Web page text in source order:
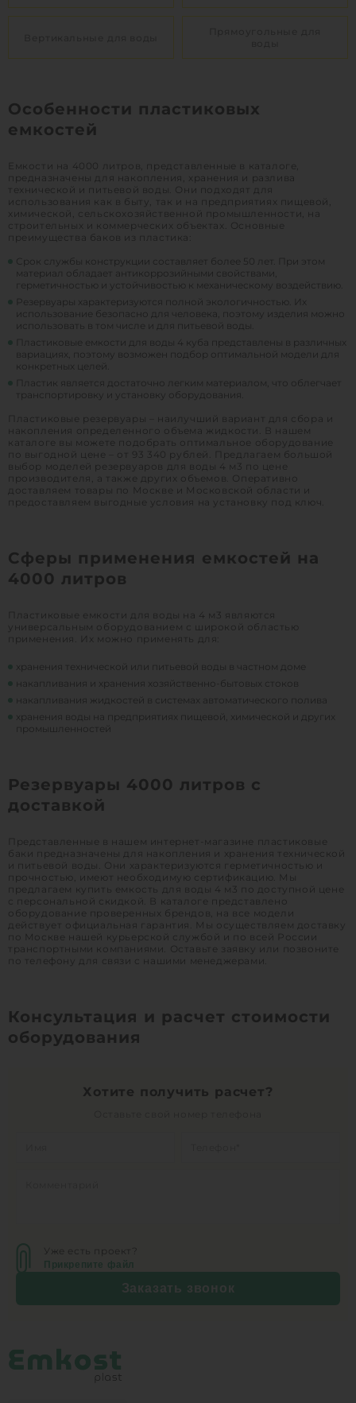
Особенности пластиковых
емкостей
Емкости на 4000 литров, представленные в каталоге,
предназначены для накопления, хранения и разлива
технической и питьевой воды. Они подходят для
использования как в быту, так и на предприятиях пищевой,
химической, сельскохозяйственной промышленности, на
строительных и коммерческих объектах. Основные
преимущества баков из пластика:
Срок службы конструкции составляет более 50 лет. При этом
материал обладает антикоррозийными свойствами,
герметичностью и устойчивостью к механическому воздействию.
Резервуары характеризуются полной экологичностью. Их
использование безопасно для человека, поэтому изделия можно
использовать в том числе и для питьевой воды.
Пластиковые емкости для воды 4 куба представлены в различных
вариациях, поэтому возможен подбор оптимальной модели для
конкретных целей.
Пластик является достаточно легким материалом, что облегчает
транспортировку и установку оборудования.
Пластиковые резервуары – наилучший вариант для сбора и
накопления определенного объема жидкости. В нашем
каталоге вы можете подобрать оптимальное оборудование
по выгодной цене – от 93 340 рублей. Предлагаем большой
выбор моделей резервуаров для воды 4 м3 по цене
производителя, а также других объемов. Оперативно
доставляем товары по Москве и Московской области и
предоставляем выгодные условия на установку под ключ.
Сферы применения емкостей на
4000 литров
Пластиковые емкости для воды на 4 м3 являются
универсальным оборудованием с широкой областью
применения. Их можно применять для:
хранения технической или питьевой воды в частном доме
накапливания и хранения хозяйственно-бытовых стоков
накапливания жидкостей в системах автоматического полива
хранения воды на предприятиях пищевой, химической и других
промышленностей
Резервуары 4000 литров с
доставкой
Представленные в нашем интернет-магазине пластиковые
баки предназначены для накопления и хранения технической
и питьевой воды. Они характеризуются герметичностью и
прочностью, имеют необходимую сертификацию. Мы
предлагаем купить емкость для воды 4 м3 по доступной цене
с персональной скидкой. В каталоге представлено
оборудование проверенных брендов, на все модели
действует официальная гарантия. Мы осуществляем доставку
по Москве нашей курьерской службой и по всей России
транспортными компаниями. Оставьте заявку или позвоните
по телефону для связи с нашими менеджерами.
Консультация и расчет стоимости
оборудования
Хотите получить расчет?
Уже есть проект?
Прикрепите файл
Заказать звонок